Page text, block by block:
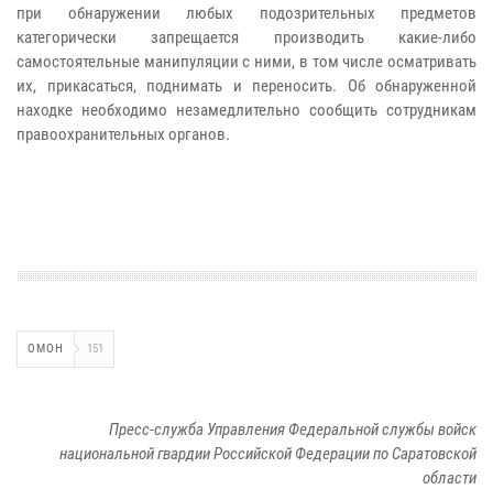
при обнаружении любых подозрительных предметов
категорически запрещается производить какие-либо
самостоятельные манипуляции с ними, в том числе осматривать
их, прикасаться, поднимать и переносить. Об обнаруженной
находке необходимо незамедлительно сообщить сотрудникам
правоохранительных органов.
ОМОН 151
Пресс-служба Управления Федеральной службы войск
национальной гвардии Российской Федерации по Саратовской
области